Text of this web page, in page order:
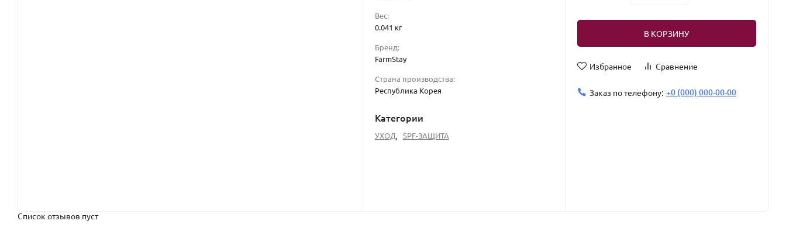
Вес:
0.041 кг
Бренд:
FarmStay
Страна производства:
Республика Корея
Категории
УХОД, SPF-ЗАЩИТА
В КОРЗИНУ
Избранное Сравнение
Заказ по телефону: +0 (000) 000-00-00
Список отзывов пуст